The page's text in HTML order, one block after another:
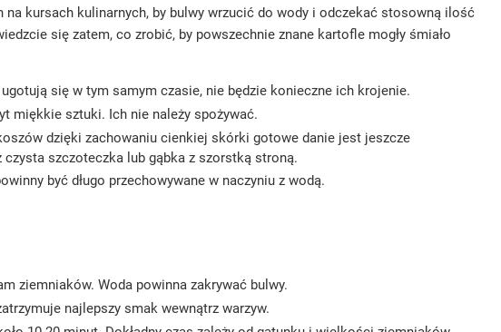
kursach kulinarnych, by bulwy wrzucić do wody i odczekać stosowną ilość
się zatem, co zrobić, by powszechnie znane kartofle mogły śmiało
się w tym samym czasie, nie będzie konieczne ich krojenie.
miękkie sztuki. Ich nie należy spożywać.
dzięki zachowaniu cienkiej skórki gotowe danie jest jeszcze
szczoteczka lub gąbka z szorstką stroną.
być długo przechowywane w naczyniu z wodą.
ziemniaków. Woda powinna zakrywać bulwy.
najlepszy smak wewnątrz warzyw.